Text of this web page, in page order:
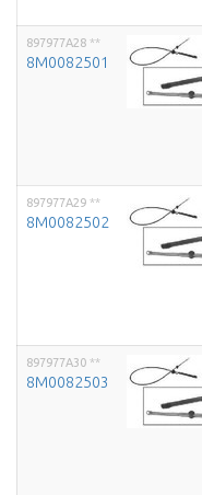
897977A28 **
8M0082501
897977A29 **
8M0082502
897977A30 **
8M0082503